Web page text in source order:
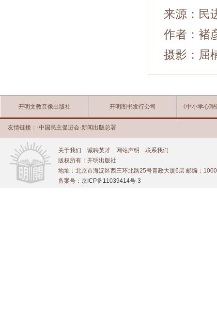
来源：民
作者：褚
摄影：屈
开明文教音像出版社 开明图书发行公司 《中小学心
友情链接： ·中国民主促进会·新闻出版总署
关于我们 诚聘英才 网站声明
联系我们
版权所有：开明出版社
地址：北京市海淀区西三环北路25号青政大厦6层 邮编：
备案号： 京ICP备11039414号-3